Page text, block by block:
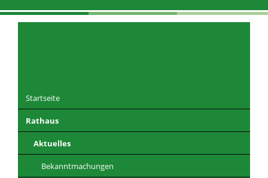
DE EN CZ PL
Startseite
Rathaus
Aktuelles
Bekanntmachungen